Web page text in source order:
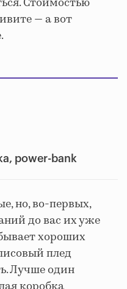
Стоимостью
— а вот
power-bank
но, во-первых,
до вас их уже
хороших
плед
Лучше один